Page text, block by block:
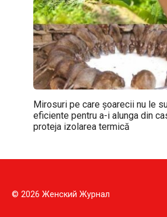
Mirosuri pe care șoarecii nu le
eficiente pentru a-i alunga din
proteja izolarea termică
© 2026 Женский Журнал